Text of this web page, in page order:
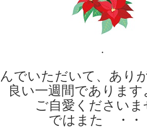
.
でいただいて、あり
良い一週間でありま
ご自愛くださいま
ではまた ・・